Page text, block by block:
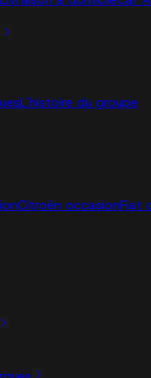
L'histoire du groupe
Citroën occasionFiat